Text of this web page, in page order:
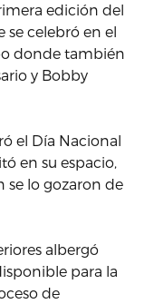
edición del
se celebró en el
donde también
y Bobby
el Día Nacional
en su espacio,
se lo gozaron de
albergó
para la
de